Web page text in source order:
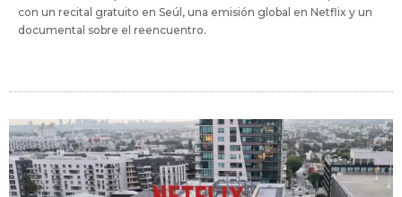
con un recital gratuito en Seúl, una emisión global en Netflix y un
documental sobre el reencuentro.